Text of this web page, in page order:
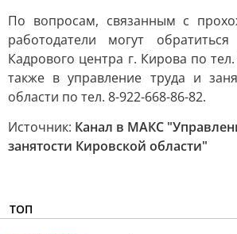
По вопросам, связанным с
работодатели могут
Кадрового центра г. Кирова по
также в управление труда и
области по тел. 8-922-668-86-82.
Источник: Канал в МАКС
занятости Кировской области"
ТОП